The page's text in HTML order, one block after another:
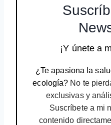
¡Y únete a
¿Te apasiona la
ecología? No te
exclusivas y
Suscríbete a mi
contenido